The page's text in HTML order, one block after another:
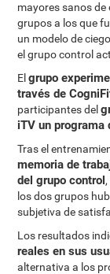
mayores sanos de
grupos a los que
un modelo de
el grupo control
Elgrupo
través de
participantes del
iTV un
Tras el
memoria de
del grupo control
los dos grupos
subjetiva de
Los resultados
reales en sus
alternativa a los